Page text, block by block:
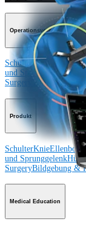
Operationsverfahren
SchulterKnie
und Sprunggelenk
Surgery
Wirbelsäule
Produkt
SchulterKnieEllenbogen
und SprunggelenkHüfte
SurgeryBildgebung &
Medical Education